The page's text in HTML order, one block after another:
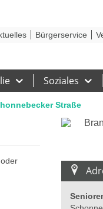
Soziales
Bürgerservice
Straße